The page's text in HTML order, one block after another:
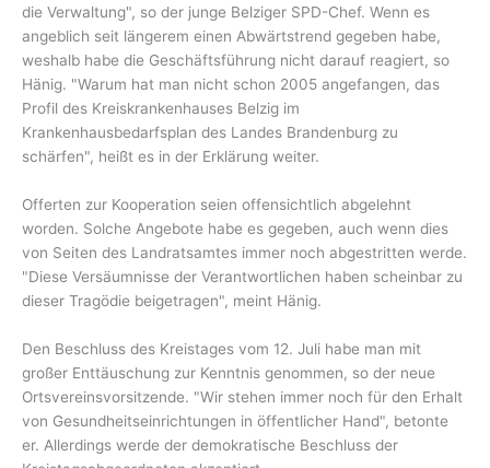
die Verwaltung", so der junge Belziger SPD-Chef. Wenn es
angeblich seit längerem einen Abwärtstrend gegeben habe,
weshalb habe die Geschäftsführung nicht darauf reagiert, so
Hänig. "Warum hat man nicht schon 2005 angefangen, das
Profil des Kreiskrankenhauses Belzig im
Krankenhausbedarfsplan des Landes Brandenburg zu
schärfen", heißt es in der Erklärung weiter.
Offerten zur Kooperation seien offensichtlich abgelehnt
worden. Solche Angebote habe es gegeben, auch wenn dies
von Seiten des Landratsamtes immer noch abgestritten werde.
"Diese Versäumnisse der Verantwortlichen haben scheinbar zu
dieser Tragödie beigetragen", meint Hänig.
Den Beschluss des Kreistages vom 12. Juli habe man mit
großer Enttäuschung zur Kenntnis genommen, so der neue
Ortsvereinsvorsitzende. "Wir stehen immer noch für den Erhalt
von Gesundheitseinrichtungen in öffentlicher Hand", betonte
er. Allerdings werde der demokratische Beschluss der